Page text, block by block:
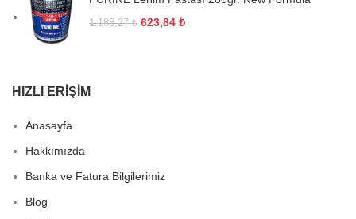
1.188,27₺ 623,84 ₺
HIZLI ERIŞIM
Anasayfa
Hakkımızda
Banka ve Fatura Bilgilerimiz
Blog